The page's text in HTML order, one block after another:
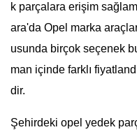
k parçalara erişim
ara'da Opel marka
usunda birçok seçenek
man içinde farklı
dir.
Şehirdeki opel yedek